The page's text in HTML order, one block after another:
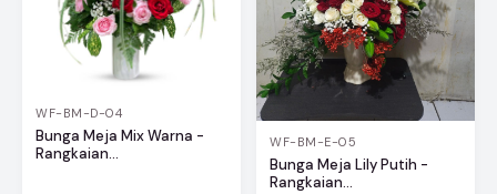
WF-BM-D-04
Bunga Meja Mix Warna -
Rangkaian...
WF-BM-E-05
Bunga Meja Lily Putih -
Rangkaian...